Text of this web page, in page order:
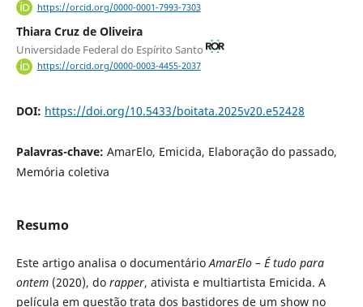
https://orcid.org/0000-0001-7993-7303
Thiara Cruz de Oliveira
Universidade Federal do Espírito Santo
https://orcid.org/0000-0003-4455-2037
DOI: https://doi.org/10.5433/boitata.2025v20.e52428
Palavras-chave: AmarElo, Emicida, Elaboração do passado,
Memória coletiva
Resumo
Este artigo analisa o documentário AmarElo – É tudo para
ontem (2020), do rapper, ativista e multiartista Emicida. A
película em questão trata dos bastidores de um show no